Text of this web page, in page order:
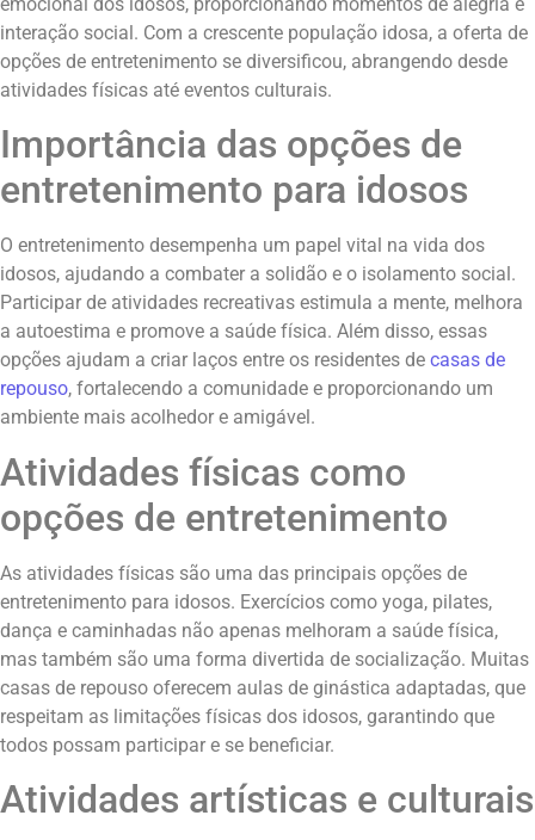
interação social. Com a crescente população idosa, a oferta de
opções de entretenimento se diversificou, abrangendo desde
atividades físicas até eventos culturais.
Importância das opções de
entretenimento para idosos
O entretenimento desempenha um papel vital na vida dos
idosos, ajudando a combater a solidão e o isolamento social.
Participar de atividades recreativas estimula a mente, melhora
a autoestima e promove a saúde física. Além disso, essas
opções ajudam a criar laços entre os residentes de casas de
repouso, fortalecendo a comunidade e proporcionando um
ambiente mais acolhedor e amigável.
Atividades físicas como
opções de entretenimento
As atividades físicas são uma das principais opções de
entretenimento para idosos. Exercícios como yoga, pilates,
dança e caminhadas não apenas melhoram a saúde física,
mas também são uma forma divertida de socialização. Muitas
casas de repouso oferecem aulas de ginástica adaptadas, que
respeitam as limitações físicas dos idosos, garantindo que
todos possam participar e se beneficiar.
Atividades artísticas e culturais